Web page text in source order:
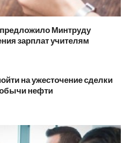
Минтруду
зарплат учителям
на ужесточение сделки
нефти